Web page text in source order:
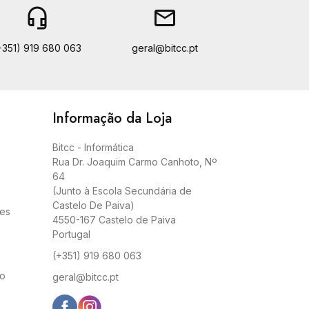
headset_mic
919 680 063
email
geral@bitcc.pt
Informação da Loja
Bitcc - Informática
Rua Dr. Joaquim Carmo Canhoto, Nº
64
(Junto à Escola Secundária de
Castelo De Paiva)
4550-167 Castelo de Paiva
Portugal
(+351) 919 680 063
geral@bitcc.pt